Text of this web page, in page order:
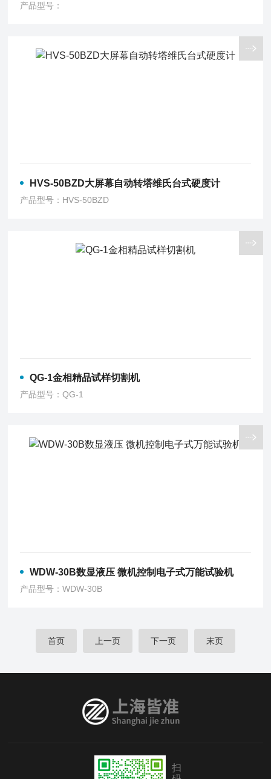
产品型号：
HVS-50BZD大屏幕自动转塔维氏台式硬度计
产品型号：HVS-50BZD
QG-1金相精品试样切割机
产品型号：QG-1
WDW-30B数显液压 微机控制电子式万能试验机
产品型号：WDW-30B
首页 上一页 下一页 末页
扫